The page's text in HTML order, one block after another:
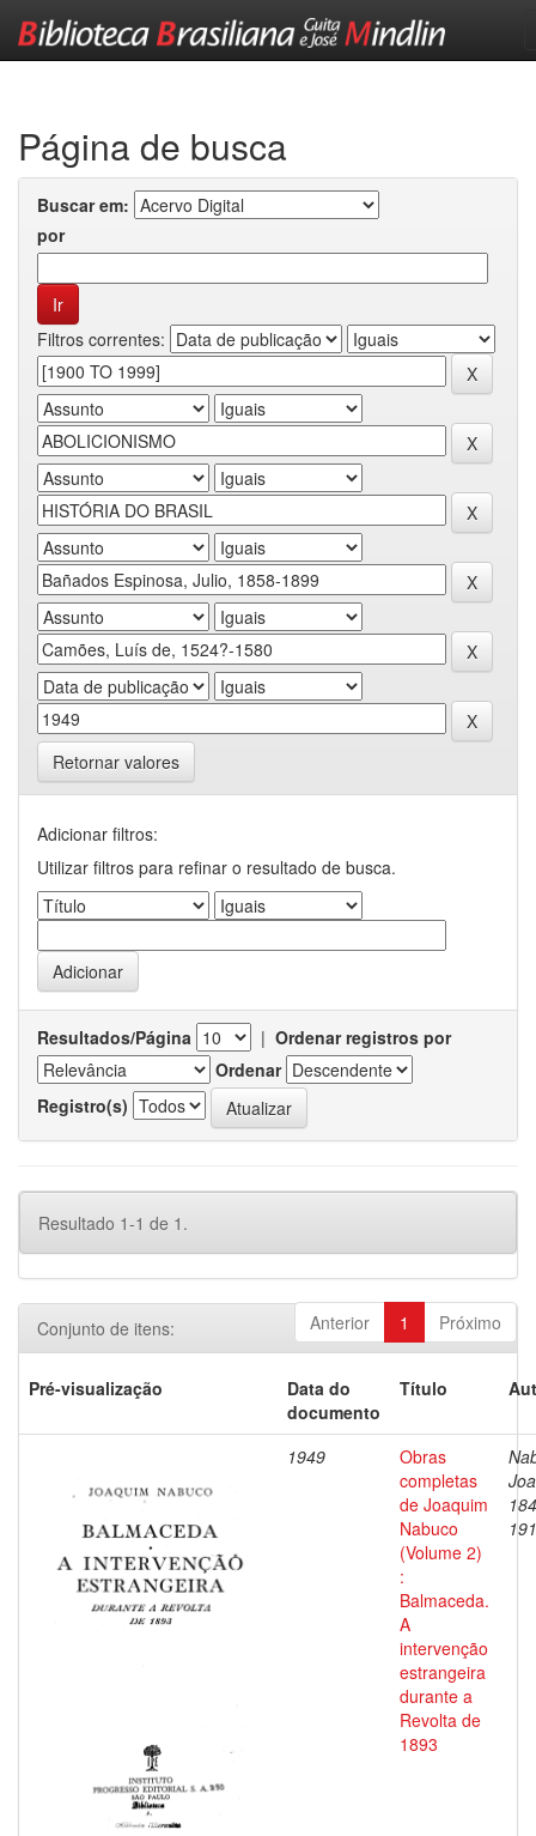
Página de busca
Buscar em:
por
Filtros correntes:
Retornar valores
Adicionar filtros:
Utilizar filtros para refinar o resultado de busca.
Resultados/Página | Ordenar registros por
Ordenar
Registro(s)
Resultado 1-1 de 1.
Anterior 1 Próximo
Conjunto de itens:
Pré-visualização
Data do
documento
Título
1949
Obras
completas
de Joaquim
Nabuco
(Volume 2)
:
Balmaceda.
A
intervenção
estrangeira
durante a
Revolta de
1893